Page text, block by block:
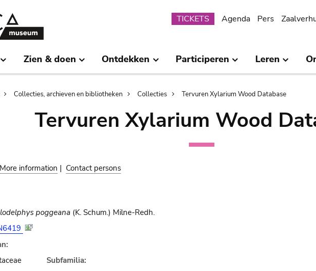
Submenu
TICKETS Agenda Pers
Zien & doen Ontdekken Participeren Leren
Collecties, archieven en bibliotheken Collecties Tervuren Xylarium Wood Database
Tervuren Xylarium Wood
More information | Contact persons
poggeana (K. Schum.) Milne-Redh.
Subfamilia: